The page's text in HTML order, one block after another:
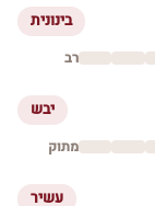
בינונית
רב
יבש
מתוק
עשיר